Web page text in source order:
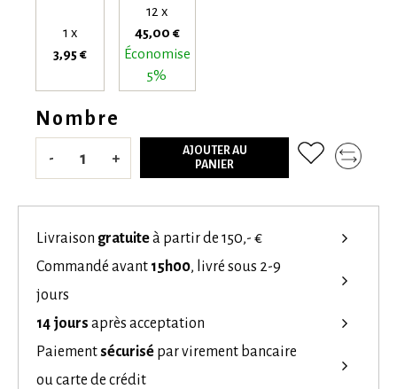
1 x
3,95 €
12 x
45,00 €
Économise
5%
Nombre
- +
AJOUTER AU
PANIER
Livraison gratuiteà partir de 150,- €
Commandé avant 15h00, livré sous 2-9
jours
14 jours après acceptation
Paiementsécurisé par virement bancaire
ou carte de crédit